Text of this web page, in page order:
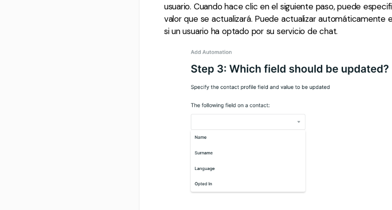
usuario. Cuando hace clic en el siguiente paso, puede
valor que se actualizará. Puede actualizar automáticamente
si un usuario ha optado por su servicio de chat.